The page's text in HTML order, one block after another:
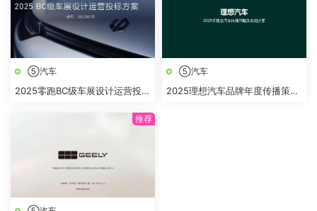
⑤汽车
2025零跑BC级车展设计运营投标
⑤汽车
2025理想汽车品牌年度传播策略